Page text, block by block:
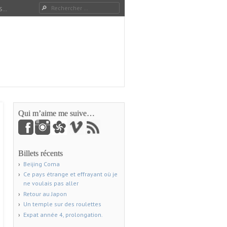
Rechercher
Qui m’aime me suive…
Billets récents
Beijing Coma
Ce pays étrange et effrayant où je
ne voulais pas aller
Retour au Japon
Un temple sur des roulettes
Expat année 4, prolongation.